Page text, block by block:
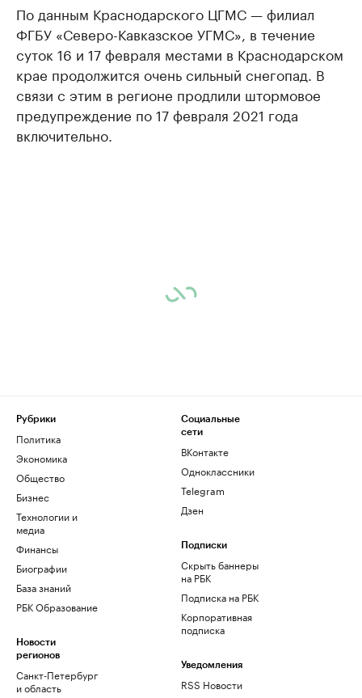
По данным Краснодарского ЦГМС — филиал
ФГБУ «Северо-Кавказское УГМС», в течение
суток 16 и 17 февраля местами в Краснодарском
крае продолжится очень сильный снегопад. В
связи с этим в регионе продлили штормовое
предупреждение по 17 февраля 2021 года
включительно.
Рубрики
Политика
Экономика
Общество
Бизнес
Технологии и
медиа
Финансы
Биографии
База знаний
РБК Образование
Новости
регионов
Санкт-Петербург
и область
Социальные
сети
ВКонтакте
Одноклассники
Telegram
Дзен
Подписки
Скрыть баннеры
на РБК
Подписка на РБК
Корпоративная
подписка
Уведомления
RSS Новости